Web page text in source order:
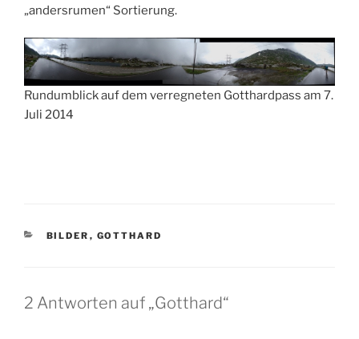
„andersrumen“ Sortierung.
Rundumblick auf dem verregneten Gotthardpass am 7.
Juli 2014
KATEGORIEN
BILDER , GOTTHARD
2 Antworten auf „Gotthard“